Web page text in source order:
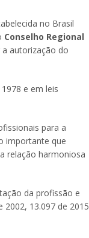
no Brasil
Conselho Regional
autorização do
e em leis
para a
importante que
relação harmoniosa
da profissão e
2002, 13.097 de 2015